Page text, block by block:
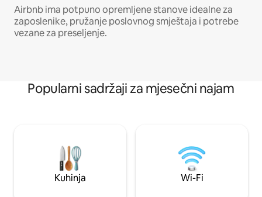
Airbnb ima potpuno opremljene stanove idealne za
zaposlenike, pružanje poslovnog smještaja i potrebe
vezane za preseljenje.
Popularni sadržaji za mjesečni najam
Kuhinja Wi-Fi